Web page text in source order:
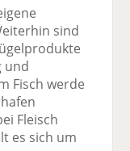
sind
und
Fisch werde
Fleisch
es sich um